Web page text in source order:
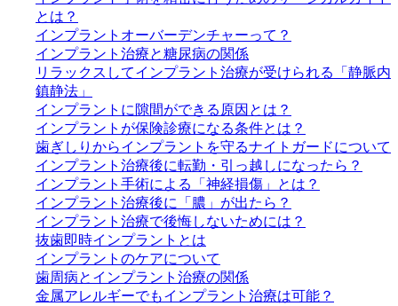
とは？
インプラントオーバーデンチャーって？
インプラント治療と糖尿病の関係
リラックスしてインプラント治療が受けられる「静脈内
鎮静法」
インプラントに隙間ができる原因とは？
インプラントが保険診療になる条件とは？
歯ぎしりからインプラントを守るナイトガードについて
インプラント治療後に転勤・引っ越しになったら？
インプラント手術による「神経損傷」とは？
インプラント治療後に「膿」が出たら？
インプラント治療で後悔しないためには？
抜歯即時インプラントとは
インプラントのケアについて
歯周病とインプラント治療の関係
金属アレルギーでもインプラント治療は可能？